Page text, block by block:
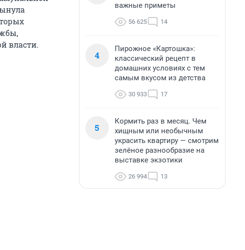
власти.
важные приметы
56 625 14
4
Пирожное «Картошка»:
классический рецепт в
домашних условиях с тем
самым вкусом из детства
30 933 17
5
Кормить раз в месяц. Чем
хищным или необычным
украсить квартиру — смотрим
зелёное разнообразие на
выставке экзотики
26 994 13